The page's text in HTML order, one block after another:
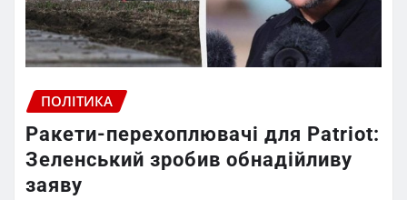
ПОЛІТИКА
Ракети-перехоплювачі для Patriot:
Зеленський зробив обнадійливу
заяву